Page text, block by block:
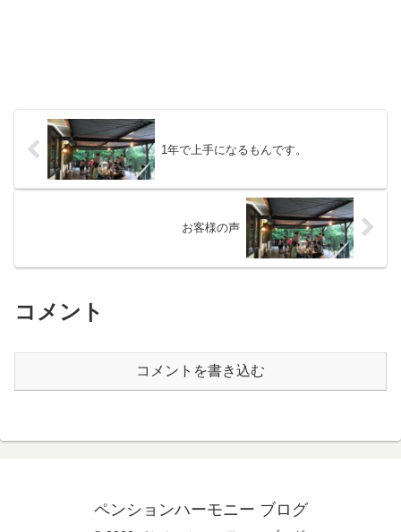
1年で上手になるもんです。
お客様の声
コメント
コメントを書き込む
ペンションハーモニー ブログ